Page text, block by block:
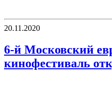
20.11.2020
6-й Московский
кинофестиваль